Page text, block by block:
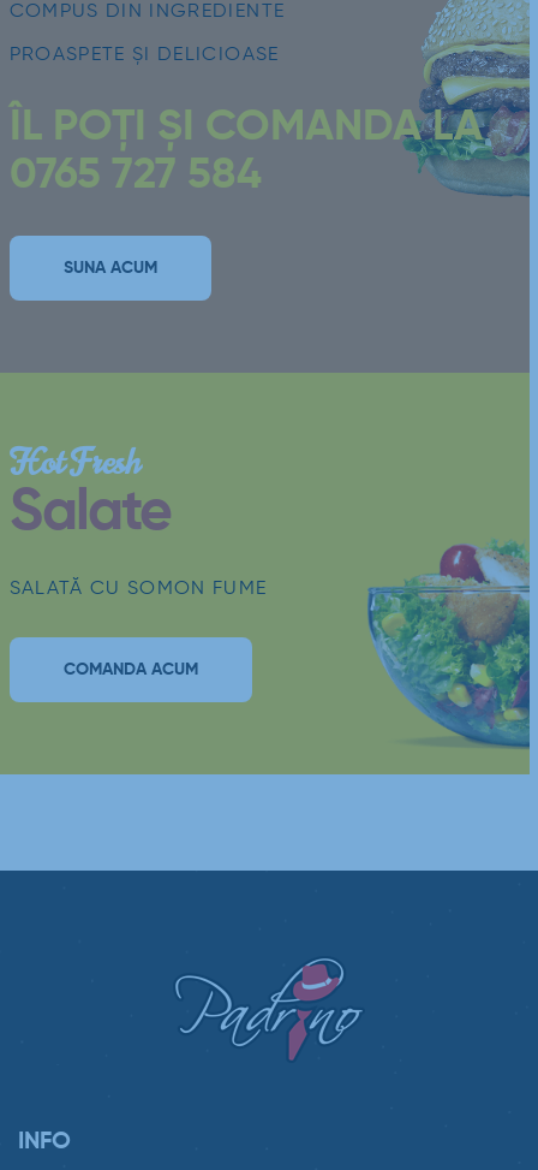
COMPUS DIN INGREDIENTE
PROASPETE ȘI DELICIOASE
ÎL POȚI ȘI COMANDA LA
0765 727 584
SUNA ACUM
Hot Fresh
Salate
SALATĂ CU SOMON FUME
COMANDA ACUM
INFO